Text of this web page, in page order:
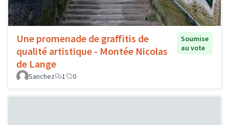
Une promenade de graffitis de
qualité artistique - Montée Nicolas
de Lange
Soumise
au vote
Sanchez 1 0